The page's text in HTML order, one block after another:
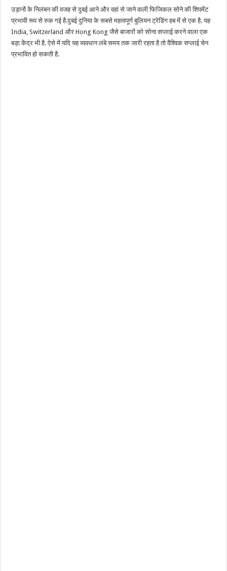
उड़ानों के निलंबन की वजह से दुबई आने और वहां से जाने वाली फिजिकल सोने की शिपमेंट
प्रभावी रूप से रुक गई है.दुबई दुनिया के सबसे महत्वपूर्ण बुलियन ट्रेडिंग हब में से एक है. यह
India, Switzerland और Hong Kong जैसे बाजारों को सोना सप्लाई करने वाला एक
बड़ा केंद्र भी है. ऐसे में यदि यह व्यवधान लंबे समय तक जारी रहता है तो वैश्विक सप्लाई चेन
प्रभावित हो सकती है.